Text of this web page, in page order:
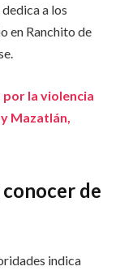
a los
en Ranchito de
por la violencia
Mazatlán,
de
indica